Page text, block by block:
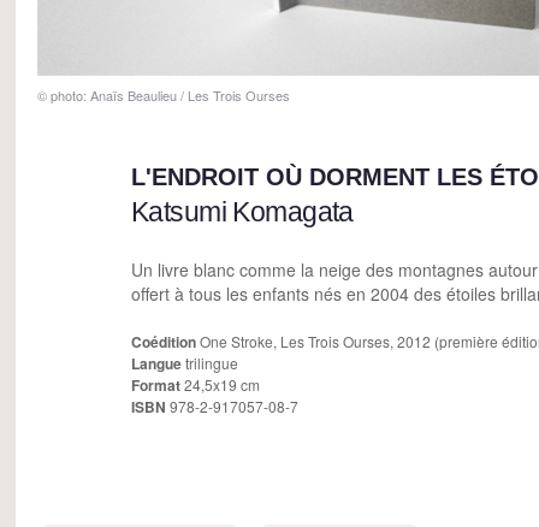
© photo: Anaïs Beaulieu / Les Trois Ourses
L'ENDROIT OÙ DORMENT LES
Katsumi Komagata
Un livre blanc comme la neige des montagnes
offert à tous les enfants nés en 2004 des étoiles
CoéditionOne Stroke, Les Trois Ourses, 2012 (première
Languetrilingue
Format24,5x19 cm
ISBN 978-2-917057-08-7